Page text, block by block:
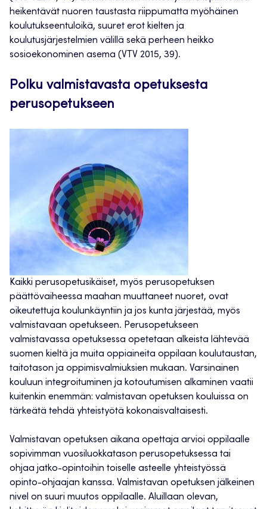
heikentävät nuoren taustasta riippumatta myöhäinen
koulutukseentuloikä, suuret erot kielten ja
koulutusjärjestelmien välillä sekä perheen heikko
sosioekonominen asema (VTV 2015, 39).
Polku valmistavasta opetuksesta
perusopetukseen
Kaikki perusopetusikäiset, myös perusopetuksen
päättövaiheessa maahan muuttaneet nuoret, ovat
oikeutettuja koulunkäyntiin ja jos kunta järjestää, myös
valmistavaan opetukseen. Perusopetukseen
valmistavassa opetuksessa opetetaan alkeista lähtevää
suomen kieltä ja muita oppiaineita oppilaan koulutaustan,
taitotason ja oppimisvalmiuksien mukaan. Varsinainen
kouluun integroituminen ja kotoutumisen alkaminen vaatii
kuitenkin enemmän: valmistavan opetuksen kouluissa on
tärkeätä tehdä yhteistyötä kokonaisvaltaisesti.
Valmistavan opetuksen aikana opettaja arvioi oppilaalle
sopivimman vuosiluokkatason perusopetuksessa tai
ohjaa jatko-opintoihin toiselle asteelle yhteistyössä
opinto-ohjaajan kanssa. Valmistavan opetuksen jälkeinen
nivel on suuri muutos oppilaalle. Aluillaan olevan,